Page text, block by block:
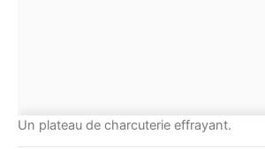
Un plateau de charcuterie effrayant.